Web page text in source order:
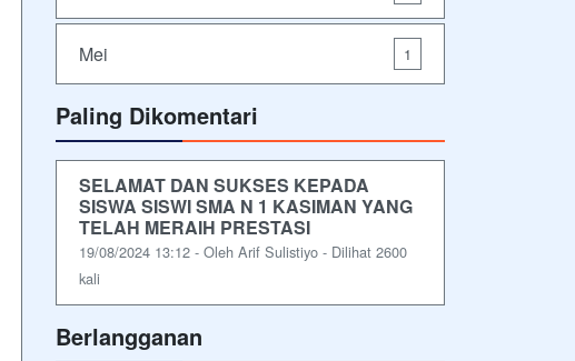
Mei 1
Paling Dikomentari
SELAMAT DAN SUKSES KEPADA
SISWA SISWI SMA N 1 KASIMAN YANG
TELAH MERAIH PRESTASI
19/08/2024 13:12 - Oleh Arif Sulistiyo - Dilihat 2600
kali
Berlangganan